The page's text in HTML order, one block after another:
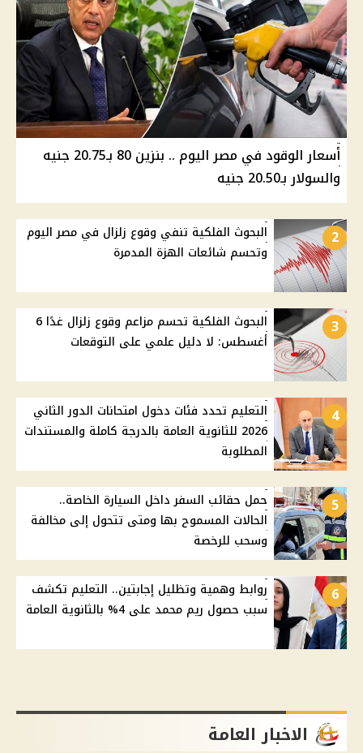
أسعار الوقود في مصر اليوم .. بنزين 80 بـ20.75 جنيه
والسولار بـ20.50 جنيه
2
البحوث الفلكية تنفي وقوع زلزال في مصر اليوم
وتحسم شائعات الهزة المدمرة
3
البحوث الفلكية تحسم مزاعم وقوع زلزال غدًا 6
أغسطس: لا دليل علمي على التوقعات
4
التعليم تحدد فئات دخول امتحانات الدور الثاني
2026 للثانوية العامة بالدرجة كاملة والمستندات
المطلوبة
5
حمل حقائب السفر داخل السيارة الخاصة..
الحالات المسموح بها ومتى تتحول إلى مخالفة
وسحب للرخصة
6
روابط وهمية وتظليل إجابتين.. التعليم تكشف
سبب حصول ريم محمد على 4% بالثانوية العامة
الاخبار العامة